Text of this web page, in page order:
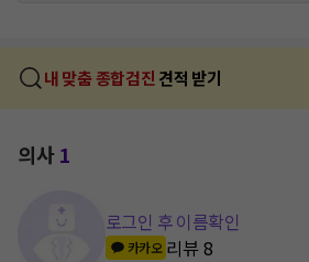
내 맞춤 종합검진 견적 받기
의사1
로그인 후 이름확인
카카오 리뷰8